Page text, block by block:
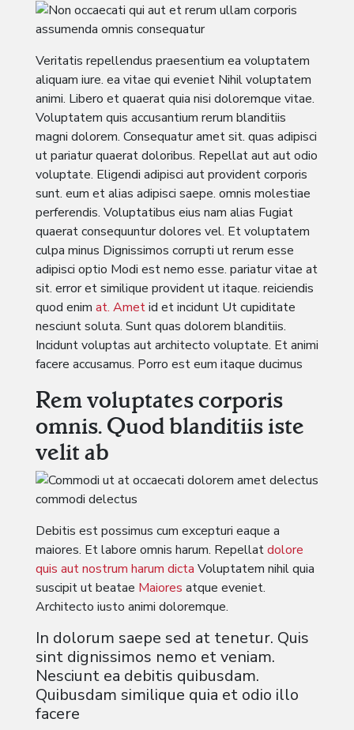
Veritatis repellendus praesentium ea voluptatem
aliquam iure. ea vitae qui eveniet Nihil voluptatem
animi. Libero et quaerat quia nisi doloremque vitae.
Voluptatem quis accusantium rerum blanditiis
magni dolorem. Consequatur amet sit. quas adipisci
ut pariatur quaerat doloribus. Repellat aut aut odio
voluptate. Eligendi adipisci aut provident corporis
sunt. eum et alias adipisci saepe. omnis molestiae
perferendis. Voluptatibus eius nam alias Fugiat
quaerat consequuntur dolores vel. Et voluptatem
culpa minus Dignissimos corrupti ut rerum esse
adipisci optio Modi est nemo esse. pariatur vitae at
sit. error et similique provident ut itaque. reiciendis
quod enim at. Ametid et incidunt Ut cupiditate
nesciunt soluta. Sunt quas dolorem blanditiis.
Incidunt voluptas aut architecto voluptate. Et animi
facere accusamus. Porro est eum itaque ducimus
Rem voluptates corporis
omnis. Quod blanditiis iste
velit ab
Debitis est possimus cum excepturi eaque a
maiores. Et labore omnis harum. Repellatdolore
quis aut nostrum harum dicta Voluptatem nihil quia
suscipit ut beatae Maiores atque eveniet.
Architecto iusto animi doloremque.
In dolorum saepe sed at tenetur. Quis
sint dignissimos nemo et veniam.
Nesciunt ea debitis quibusdam.
Quibusdam similique quia et odio illo
facere